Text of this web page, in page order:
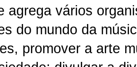
agrega vários
do mundo da
promover a arte